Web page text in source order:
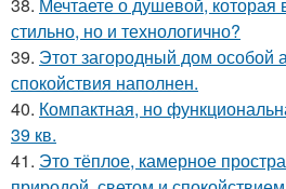
38. Мечтаете о душевой, которая
стильно, но и технологично?
39. Этот загородный дом особой
спокойствия наполнен.
40. Компактная, но
39 кв.
41. Это тёплое, камерное